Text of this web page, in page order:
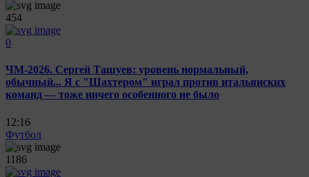
454
0
ЧМ-2026. Сергей Ташуев: уровень нормальный,
обычный... Я с "Шахтером" играл против итальянских
команд — тоже ничего особенного не было
12:16
Футбол
1186